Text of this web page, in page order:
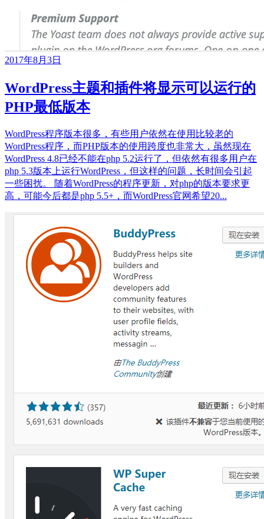
2017年8月3日
WordPress主题和插件将显示可以运行的
PHP最低版本
WordPress程序版本很多，有些用户依然在使用比较老的
WordPress程序，而PHP版本的使用跨度也非常大，虽然现在
WordPress 4.8已经不能在php 5.2运行了，但依然有很多用户在
php 5.3版本上运行WordPress，但这样的问题，长时间会引起
一些困扰。 随着WordPress的程序更新，对php的版本要求更
高，可能今后都是php 5.5+，而WordPress官网希望20...